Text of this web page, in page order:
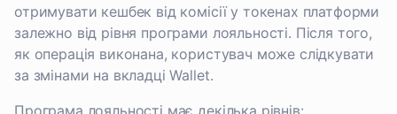
отримувати кешбек від комісії у токенах платформи
залежно від рівня програми лояльності. Після того,
як операція виконана, користувач може слідкувати
за змінами на вкладці Wallet.
Програма лояльності має декілька рівнів: